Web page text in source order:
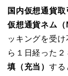
国内仮想通貨
仮想通貨ネム
ッキングを受
ら１日経った２
填（充当） する